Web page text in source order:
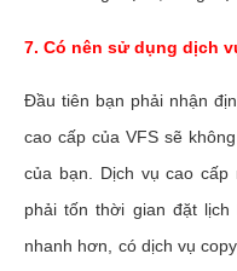
7. Có nên sử dụng dịch
Đầu tiên bạn phải nhận
cao cấp của VFS sẽ
của bạn. Dịch vụ cao
phải tốn thời gian đặt
nhanh hơn, có dịch vụ